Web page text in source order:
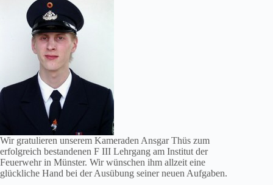
Wir gratulieren unserem Kameraden Ansgar Thüs zum
erfolgreich bestandenen F III Lehrgang am Institut der
Feuerwehr in Münster. Wir wünschen ihm allzeit eine
glückliche Hand bei der Ausübung seiner neuen Aufgaben.